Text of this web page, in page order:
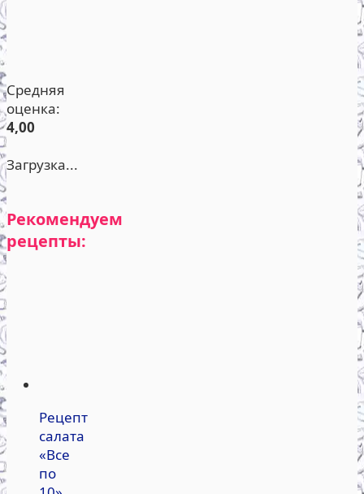
Средняя
оценка:
4,00
Загрузка...
Рекомендуем
рецепты:
Рецепт
салата
«Все
по